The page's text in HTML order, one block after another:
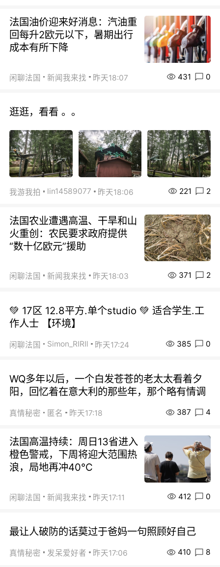
法国油价迎来好消息：汽油重
回每升2欧元以下，暑期出行
成本有所下降
闲聊法国 新闻我来找 昨天18:07 431 0
逛逛，看看 。。
我游我拍 lin14589077 昨天18:06 221 2
法国农业遭遇高温、干旱和山
火重创：农民要求政府提供
“数十亿欧元”援助
闲聊法国 新闻我来找 昨天18:03 371 2
💚 17区 12.8平方.单个studio 💚 适合学生.工
作人士 【环境】
闲聊法国 Simon_RIRIl 昨天17:24 385 0
WQ多年以后，一个白发苍苍的老太太看着夕
阳，回忆着在意大利的那些年，那个略有情调
真情秘密 匿名 昨天17:18 387 4
法国高温持续：周日13省进入
橙色警戒，下周将迎大范围热
浪，局地再冲40℃
闲聊法国 新闻我来找 昨天17:11 412 0
最让人破防的话莫过于爸妈一句照顾好自己
真情秘密 发呆爱好者 昨天17:06 410 8